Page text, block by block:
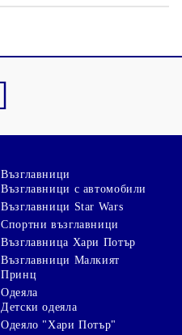
Възглавници
Възглавници с автомобили
Възглавници Star Wars
Спортни възглавници
Възглавница Хари Потър
Възглавници Малкият
Принц
Одеяла
Детски одеяла
Одеяло "Хари Потър"